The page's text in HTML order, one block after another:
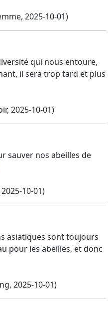
2025-10-01)
qui nous entoure,
il sera trop tard et plus
2025-10-01)
sauver nos abeilles de
10-01)
asiatiques sont toujours
pour les abeilles, et donc
2025-10-01)